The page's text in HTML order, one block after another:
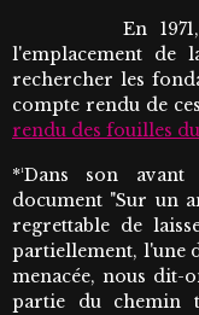
En 1971, le
l'emplacement
rechercher les
compte rendu de
rendu des fouilles
*¹Dans son
document "Sur un
regrettable de
partiellement, l'une
menacée, nous dit-
partie du chemin